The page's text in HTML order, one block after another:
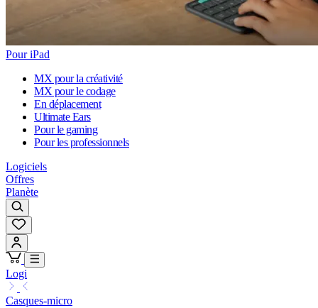
Pour iPad
MX pour la créativité
MX pour le codage
En déplacement
Ultimate Ears
Pour le gaming
Pour les professionnels
Logiciels
Offres
Planète
Logi
Casques-micro